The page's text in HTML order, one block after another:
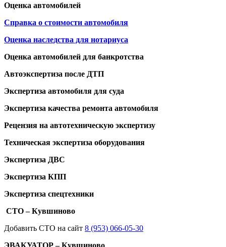
Оценка автомобилей
Справка о стоимости автомобиля
Оценка наследства для нотариуса
Оценка автомобилей для банкротства
Автоэкспертиза после ДТП
Экспертиза автомобиля для суда
Экспертиза качества ремонта автомобиля
Рецензия на автотехническую экспертизу
Техническая экспертиза оборудования
Экспертиза ДВС
Экспертиза КПП
Экспертиза спецтехники
СТО – Кувшиново
Добавить СТО на сайт 8 (953) 066-05-30
ЭВАКУАТОР – Кувшиново